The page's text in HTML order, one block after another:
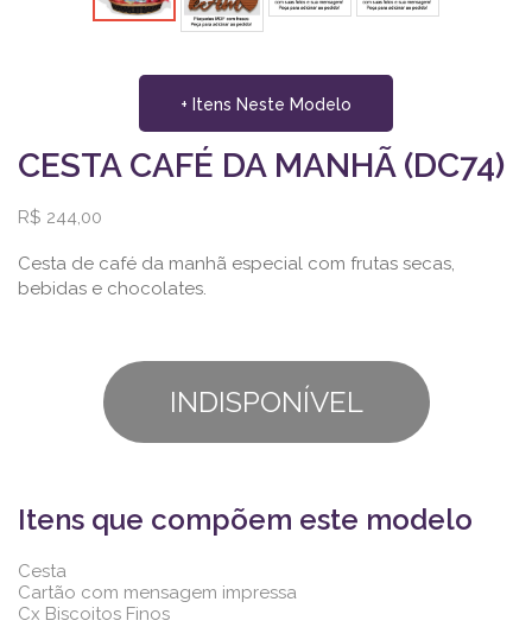
+ Itens Neste Modelo
CESTA CAFÉ DA MANHÃ (DC74)
R$ 244,00
Cesta de café da manhã especial com frutas secas,
bebidas e chocolates.
INDISPONÍVEL
Itens que compõem este modelo
Cesta
Cartão com mensagem impressa
Cx Biscoitos Finos